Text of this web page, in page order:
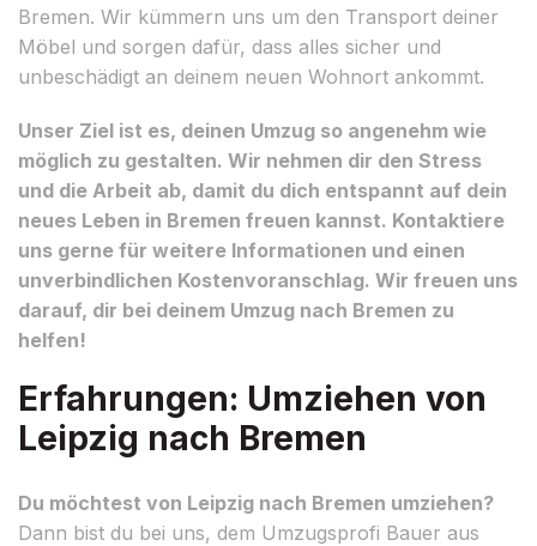
Bremen. Wir kümmern uns um den Transport deiner
Möbel und sorgen dafür, dass alles sicher und
unbeschädigt an deinem neuen Wohnort ankommt.
Unser Ziel ist es, deinen Umzug so angenehm wie
möglich zu gestalten. Wir nehmen dir den Stress
und die Arbeit ab, damit du dich entspannt auf dein
neues Leben in Bremen freuen kannst. Kontaktiere
uns gerne für weitere Informationen und einen
unverbindlichen Kostenvoranschlag. Wir freuen uns
darauf, dir bei deinem Umzug nach Bremen zu
helfen!
Erfahrungen: Umziehen von
Leipzig nach Bremen
Du möchtest von Leipzig nach Bremen umziehen?
Dann bist du bei uns, dem Umzugsprofi Bauer aus